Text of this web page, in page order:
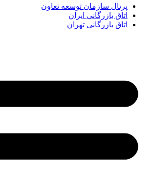
پرتال سازمان توسعه تعاون
اتاق بازرگانی ایران
اتاق بازرگانی تهران